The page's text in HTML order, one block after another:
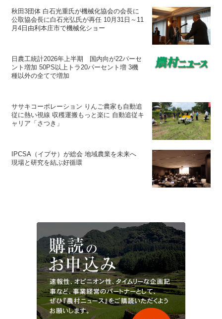
秋田3団体 白石光重氏が機械化協会の会長に
公取協会長に白石光弘氏が再任 10月31日～11
月4日由利本庄市で機械化ショー
日農工統計2026年上半期 国内向が22パーセ
ント増加 50PS以上トラ20パーセント増 3機
種以外の全てで増加
ササキコーポレーション りんご農家も自動追
従に熱い視線 収穫運搬もっと楽に 自動追従キ
ャリア「さつき」
IPCSA（イプサ）が総会 地域農業を未来へ
現場と研究を結ぶ好循環